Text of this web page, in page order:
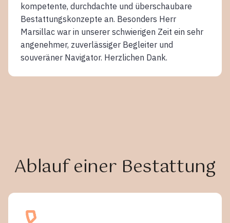
kompetente, durchdachte und überschaubare
Bestattungskonzepte an. Besonders Herr
Marsillac war in unserer schwierigen Zeit ein sehr
angenehmer, zuverlässiger Begleiter und
souveräner Navigator. Herzlichen Dank.
Ablauf einer Bestattung